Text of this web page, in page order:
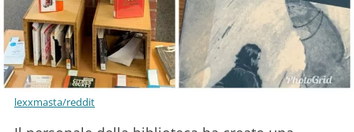
lexxmasta/reddit